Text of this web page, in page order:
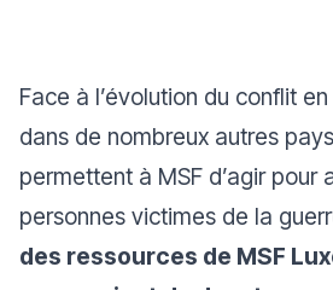
Face à l’évolution du conflit
dans de nombreux autres
permettent à MSF d’agir pour
personnes victimes de la
des ressources de MSF